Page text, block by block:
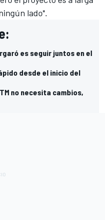
lado".
es seguir juntos en el
desde el inicio del
no necesita cambios,